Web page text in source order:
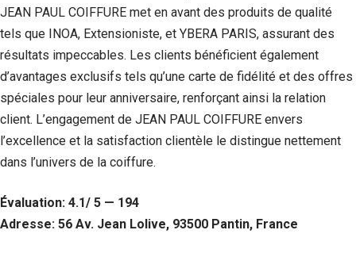
JEAN PAUL COIFFURE met en avant des produits de qualité
tels que INOA, Extensioniste, et YBERA PARIS, assurant des
résultats impeccables. Les clients bénéficient également
d’avantages exclusifs tels qu’une carte de fidélité et des offres
spéciales pour leur anniversaire, renforçant ainsi la relation
client. L’engagement de JEAN PAUL COIFFURE envers
l’excellence et la satisfaction clientèle le distingue nettement
dans l’univers de la coiffure.
Évaluation: 4.1/ 5 — 194
Adresse: 56 Av. Jean Lolive, 93500 Pantin, France
Nécessaire
Ces cookies ne
sont pas
facultatifs. Ils
sont
nécessaires au
du site Web.
Statistiques